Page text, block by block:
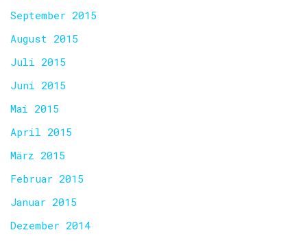
September 2015
August 2015
Juli 2015
Juni 2015
Mai 2015
April 2015
März 2015
Februar 2015
Januar 2015
Dezember 2014